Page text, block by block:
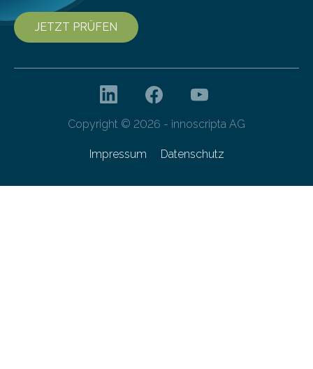
JETZT PRÜFEN
Copyright © 2026 - innoscripta AG
Impressum Datenschutz